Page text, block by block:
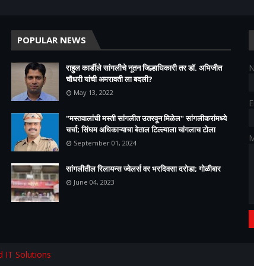
POPULAR NEWS
राहुल कार्डीले सांगलीचे नूतन जिल्हाधिकारी तर डॉ. अभिजीत
चौधरी यांची अमरावती ला बदली?
May 13, 2022
"मस्तवालांची मस्ती सांगलीत उतरवून मिळेल" सांगलीकरांमध्ये
चर्चा; सिंघम अधिकाऱ्याचा बेताल टिल्ल्याला चांगलाच टोला
September 01, 2024
सांगलीतील रिलायन्स ज्वेलर्स वर भरदिवसा दरोडा; गोळीबार
June 04, 2023
IT Solutions